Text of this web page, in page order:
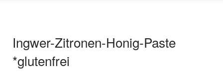
Ingwer-Zitronen-Honig-Paste
*glutenfrei